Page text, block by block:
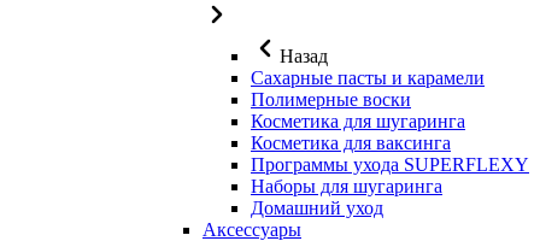
Назад
Сахарные пасты и карамели
Полимерные воски
Косметика для шугаринга
Косметика для ваксинга
Программы ухода SUPERFLEXY
Наборы для шугаринга
Домашний уход
Аксессуары